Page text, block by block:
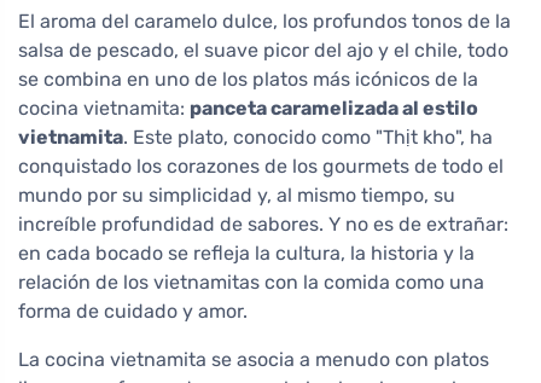
El aroma del caramelo dulce, los profundos tonos de la
salsa de pescado, el suave picor del ajo y el chile, todo
se combina en uno de los platos más icónicos de la
cocina vietnamita: panceta caramelizada al estilo
vietnamita. Este plato, conocido como "Thịt kho", ha
conquistado los corazones de los gourmets de todo el
mundo por su simplicidad y, al mismo tiempo, su
increíble profundidad de sabores. Y no es de extrañar:
en cada bocado se refleja la cultura, la historia y la
relación de los vietnamitas con la comida como una
forma de cuidado y amor.
La cocina vietnamita se asocia a menudo con platos